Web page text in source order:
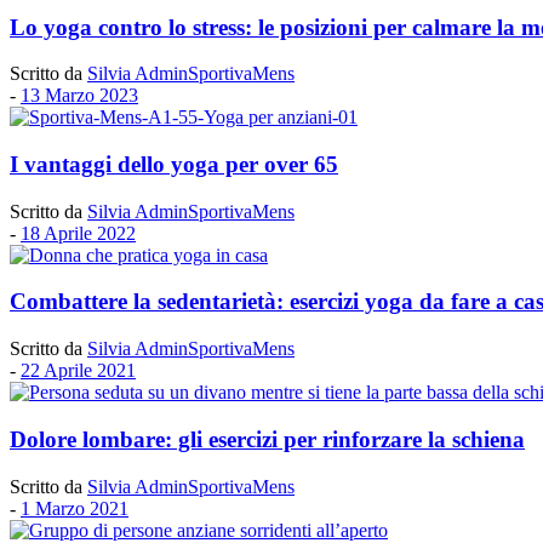
Lo yoga contro lo stress: le posizioni per calmare la
Scritto da Silvia AdminSportivaMens
- 13 Marzo 2023
I vantaggi dello yoga per over 65
Scritto da Silvia AdminSportivaMens
- 18 Aprile 2022
Combattere la sedentarietà: esercizi yoga da fare a
Scritto da Silvia AdminSportivaMens
- 22 Aprile 2021
Dolore lombare: gli esercizi per rinforzare la schiena
Scritto da Silvia AdminSportivaMens
- 1 Marzo 2021